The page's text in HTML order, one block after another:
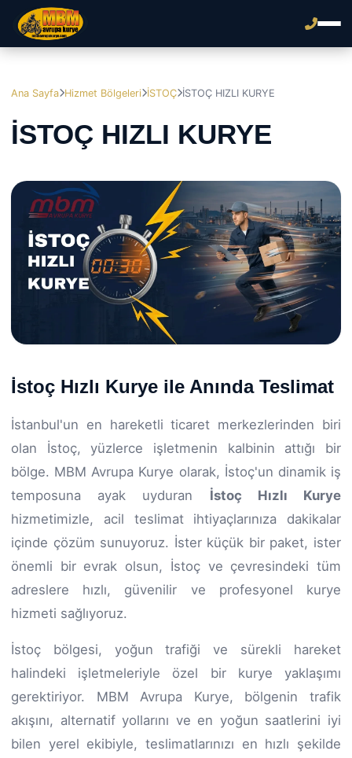
Ana Sayfa Hizmet Bölgeleri İSTOÇ İSTOÇ HIZLI KURYE
İSTOÇ HIZLI KURYE
İstoç Hızlı Kurye ile Anında Teslimat
İstanbul'un en hareketli ticaret merkezlerinden biri
olan İstoç, yüzlerce işletmenin kalbinin attığı bir
bölge. MBM Avrupa Kurye olarak, İstoç'un dinamik iş
temposuna ayak uyduran İstoç Hızlı Kurye
hizmetimizle, acil teslimat ihtiyaçlarınıza dakikalar
içinde çözüm sunuyoruz. İster küçük bir paket, ister
önemli bir evrak olsun, İstoç ve çevresindeki tüm
adreslere hızlı, güvenilir ve profesyonel kurye
hizmeti sağlıyoruz.
İstoç bölgesi, yoğun trafiği ve sürekli hareket
halindeki işletmeleriyle özel bir kurye yaklaşımı
gerektiriyor. MBM Avrupa Kurye, bölgenin trafik
akışını, alternatif yollarını ve en yoğun saatlerini iyi
bilen yerel ekibiyle, teslimatlarınızı en hızlı şekilde